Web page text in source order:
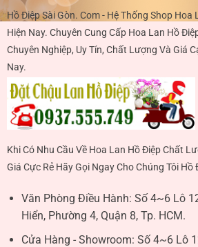
Hồ Điệp Sài Gòn. Com - Hệ Thống Shop Hoa
Hiện Nay. Chuyên Cung Cấp Hoa Lan Hồ
Chuyên Nghiệp, Uy Tín, Chất Lượng Và Giá
Nay.
Khi Có Nhu Cầu Về Hoa Lan Hồ Điệp Chất
Giá Cực Rẻ Hãy Gọi Ngay Cho Chúng Tôi Hồ
Văn Phòng Điều Hành: Số 4~6 Lô
Hiển, Phường 4, Quận 8, Tp. HCM.
Cửa Hàng - Showroom: Số 4~6 Lô